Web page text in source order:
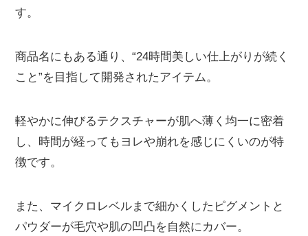
す。
商品名にもある通り、“24時間美しい仕上がりが続く
こと”を目指して開発されたアイテム。
軽やかに伸びるテクスチャーが肌へ薄く均一に密着
し、時間が経ってもヨレや崩れを感じにくいのが特
徴です。
また、マイクロレベルまで細かくしたピグメントと
パウダーが毛穴や肌の凹凸を自然にカバー。